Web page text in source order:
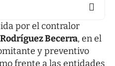
por el contralor
Becerra, en el
y preventivo
frente a las entidades